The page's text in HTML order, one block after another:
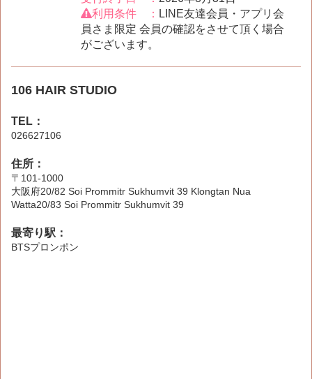
利用条件 ： LINE友達会員・アプリ会
員さま限定 会員の確認をさせて頂く場合
がございます。
106 HAIR STUDIO
TEL：
026627106
住所：
〒101-1000
大阪府20/82 Soi Prommitr Sukhumvit 39 Klongtan Nua
Watta20/83 Soi Prommitr Sukhumvit 39
最寄り駅：
BTSプロンポン